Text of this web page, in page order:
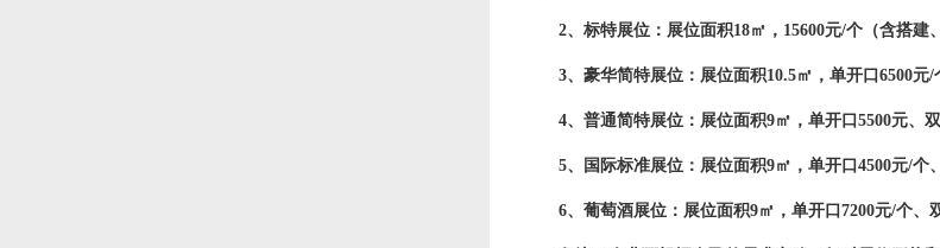
2、标特展位：展位面积18㎡， 15600元/个（含搭建
3、豪华简特展位：展位面积10.5㎡，单开口 6500元/
4、普通简特展位：展位面积9㎡，单开口 5500元、
5、国际标准展位：展位面积9㎡，单开口 4500元/个
6、葡萄酒展位：展位面积9㎡，单开口 7200元/个、